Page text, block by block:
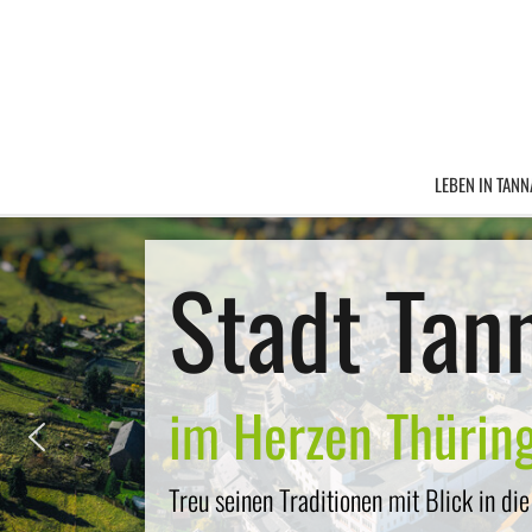
LEBEN IN
Stadt
im Herzen
Treu seinen Traditionen mit Blick in
Tourismus &
einfach zum
von den Stelzenfestspielen zu leckerer
Küche - die Region hat Vieles zu bieten